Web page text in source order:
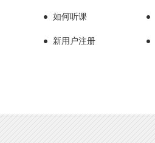
如何听课
新用户注册